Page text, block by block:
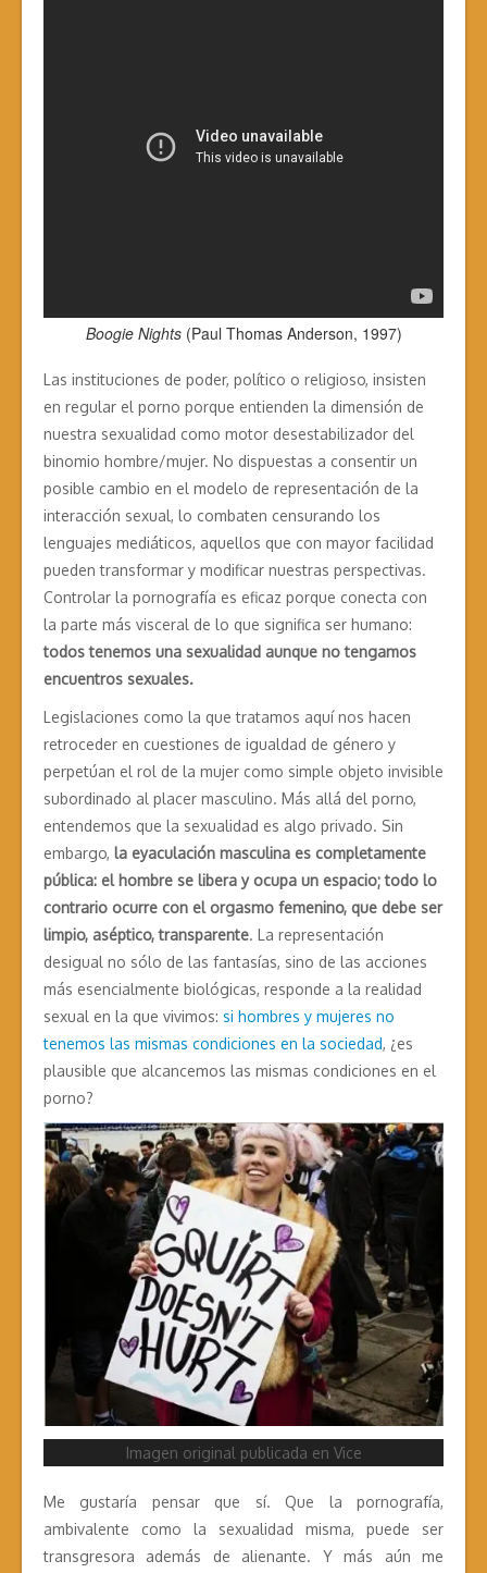
Boogie Nights(Paul Thomas Anderson, 1997)
Las instituciones de poder, político o religioso, insisten
en regular el porno porque entienden la dimensión de
nuestra sexualidad como motor desestabilizador del
binomio hombre/mujer. No dispuestas a consentir un
posible cambio en el modelo de representación de la
interacción sexual, lo combaten censurando los
lenguajes mediáticos, aquellos que con mayor facilidad
pueden transformar y modificar nuestras perspectivas.
Controlar la pornografía es eficaz porque conecta con
la parte más visceral de lo que significa ser humano:
todos tenemos una sexualidad aunque no tengamos
encuentros sexuales.
Legislaciones como la que tratamos aquí nos hacen
retroceder en cuestiones de igualdad de género y
perpetúan el rol de la mujer como simple objeto invisible
subordinado al placer masculino. Más allá del porno,
entendemos que la sexualidad es algo privado. Sin
embargo, la eyaculación masculina es completamente
pública: el hombre se libera y ocupa un espacio; todo lo
contrario ocurre con el orgasmo femenino, que debe ser
limpio, aséptico, transparente. La representación
desigual no sólo de las fantasías, sino de las acciones
más esencialmente biológicas, responde a la realidad
sexual en la que vivimos: si hombres y mujeres no
tenemos las mismas condiciones en la sociedad, ¿es
plausible que alcancemos las mismas condiciones en el
porno?
Imagen original publicada en Vice
Me gustaría pensar que sí. Que la pornografía,
ambivalente como la sexualidad misma, puede ser
transgresora además de alienante. Y más aún me